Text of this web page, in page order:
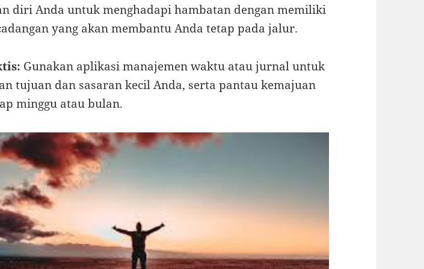
diri Anda untuk menghadapi hambatan dengan memiliki
yang akan membantu Anda tetap pada jalur.
Gunakan aplikasi manajemen waktu atau jurnal untuk
tujuan dan sasaran kecil Anda, serta pantau kemajuan
minggu atau bulan.